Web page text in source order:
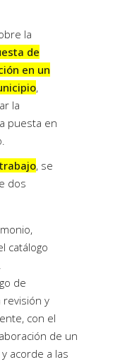
la
de
en un
,
la
puesta en
, se
dos
catálogo
de
revisión y
con el
de un
acorde a las